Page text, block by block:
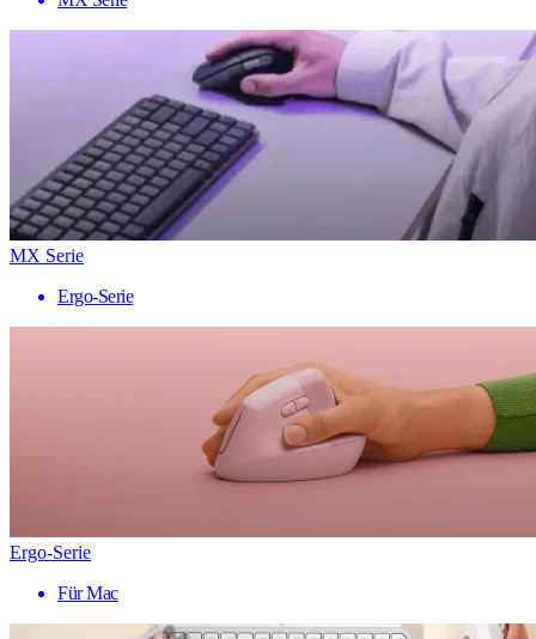
MX Serie
Ergo-Serie
Ergo-Serie
Für Mac